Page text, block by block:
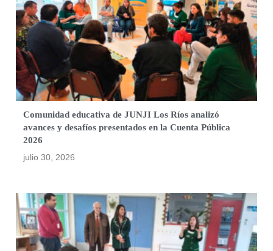
Comunidad educativa de JUNJI Los Ríos analizó
avances y desafíos presentados en la Cuenta Pública
2026
julio 30, 2026